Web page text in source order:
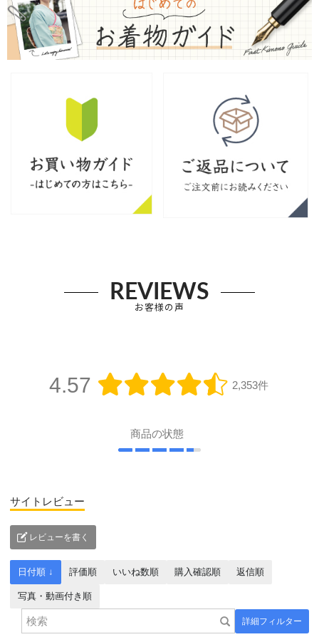
REVIEWS
お客様の声
4.57 2,353件
商品の状態
サイトレビュー
レビューを書く
詳細フィルター
日付順 ↓ 評価順 いいね数順 購入確認順 返信順
写真・動画付き順